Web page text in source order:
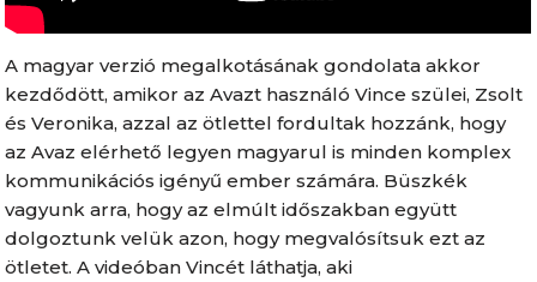
A magyar verzió megalkotásának gondolata akkor
kezdődött, amikor az Avazt használó Vince szülei, Zsolt
és Veronika, azzal az ötlettel fordultak hozzánk, hogy
az Avaz elérhető legyen magyarul is minden komplex
kommunikációs igényű ember számára. Büszkék
vagyunk arra, hogy az elmúlt időszakban együtt
dolgoztunk velük azon, hogy megvalósítsuk ezt az
ötletet. A videóban Vincét láthatja, aki